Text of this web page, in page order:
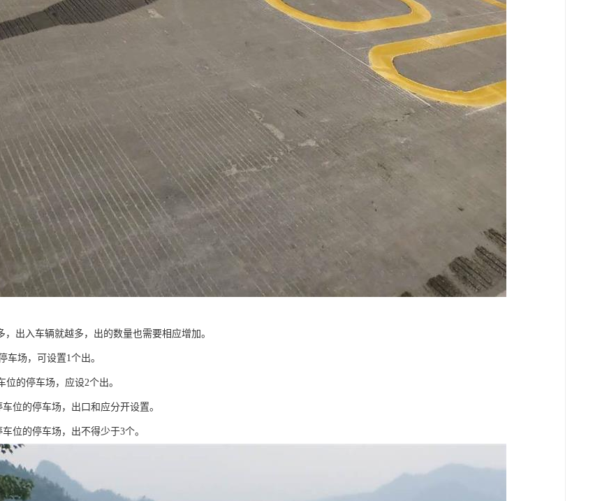
，出入车辆就越多，出的数量也需要相应增加。
车场，可设置1个出。
位的停车场，应设2个出。
位的停车场，出口和应分开设置。
位的停车场，出不得少于3个。